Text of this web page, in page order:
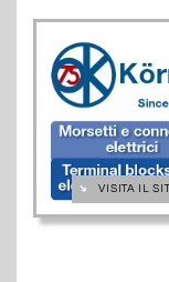
➔ VISITA IL